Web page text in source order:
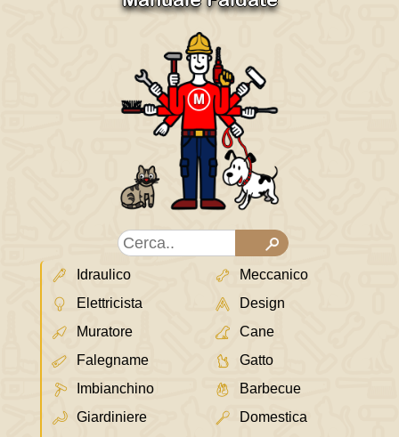
Idraulico
Elettricista
Muratore
Falegname
Imbianchino
Giardiniere
Meccanico
Design
Cane
Gatto
Barbecue
Domestica